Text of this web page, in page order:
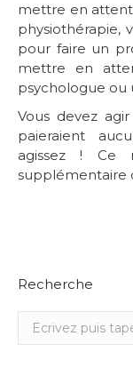
mettre en
physiothérapie,
pour faire un
mettre en
psychologue ou
Vous devez
paieraient
agissez ! Ce
supplémentaire
Recherche
Recherche